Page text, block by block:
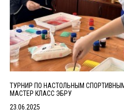
ТУРНИР ПО НАСТОЛЬНЫМ
МАСТЕР КЛАСС ЭБРУ
23.06.2025